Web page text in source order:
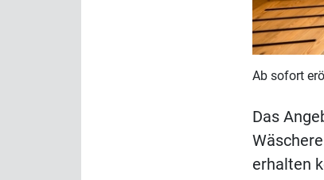
Ab sofort
Das
erhalten